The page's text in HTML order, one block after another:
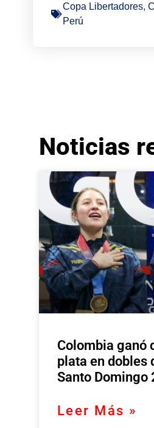
Copa Libertadores,
Perú
Noticias
Colombia ganó
plata en dobles
Santo Domingo
Leer Más »